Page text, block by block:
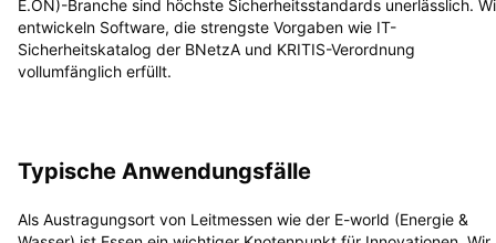
E.ON)-Branche sind höchste Sicherheitsstandards unerlässlich.
entwickeln Software, die strengste Vorgaben wie IT-
Sicherheitskatalog der BNetzA und KRITIS-Verordnung
vollumfänglich erfüllt.
Typische Anwendungsfälle
Als Austragungsort von Leitmessen wie der E-world (Energie &